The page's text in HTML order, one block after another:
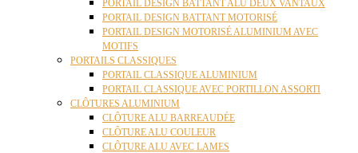
PORTAIL DESIGN BATTANT ALU DEUX VANTAUX
PORTAIL DESIGN BATTANT MOTORISÉ
PORTAIL DESIGN MOTORISÉ ALUMINIUM AVEC
MOTIFS
PORTAILS CLASSIQUES
PORTAIL CLASSIQUE ALUMINIUM
PORTAIL CLASSIQUE AVEC PORTILLON ASSORTI
CLÔTURES ALUMINIUM
CLÔTURE ALU BARREAUDÉE
CLÔTURE ALU COULEUR
CLÔTURE ALU AVEC LAMES